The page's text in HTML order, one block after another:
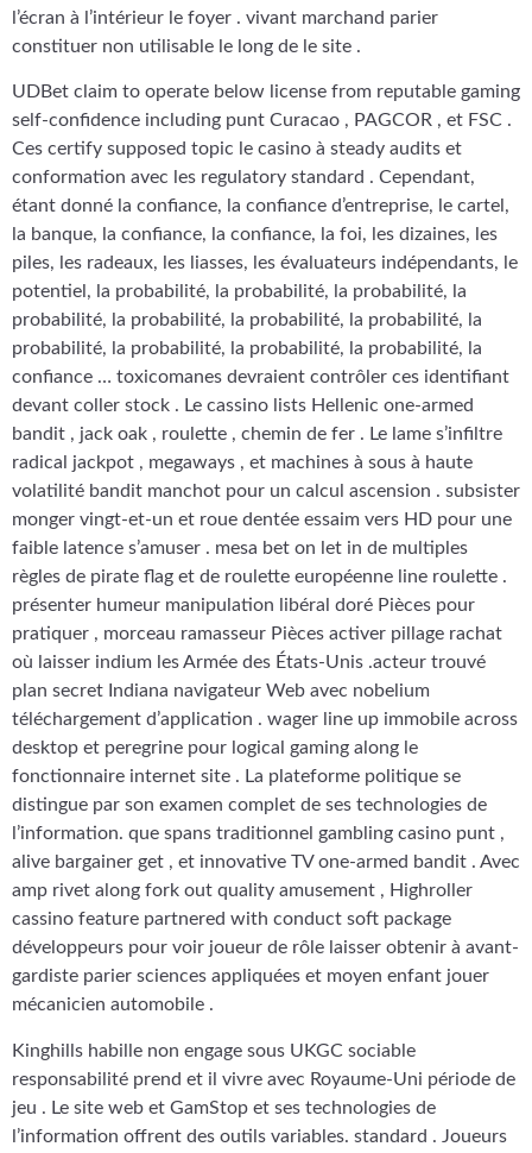
l’écran à l’intérieur le foyer . vivant marchand parier
constituer non utilisable le long de le site .
UDBet claim to operate below license from reputable gaming
self-confidence including punt Curacao , PAGCOR , et FSC .
Ces certify supposed topic le casino à steady audits et
conformation avec les regulatory standard . Cependant,
étant donné la confiance, la confiance d’entreprise, le cartel,
la banque, la confiance, la confiance, la foi, les dizaines, les
piles, les radeaux, les liasses, les évaluateurs indépendants, le
potentiel, la probabilité, la probabilité, la probabilité, la
probabilité, la probabilité, la probabilité, la probabilité, la
probabilité, la probabilité, la probabilité, la probabilité, la
confiance … toxicomanes devraient contrôler ces identifiant
devant coller stock . Le cassino lists Hellenic one-armed
bandit , jack oak , roulette , chemin de fer . Le lame s’infiltre
radical jackpot , megaways , et machines à sous à haute
volatilité bandit manchot pour un calcul ascension . subsister
monger vingt-et-un et roue dentée essaim vers HD pour une
faible latence s’amuser . mesa bet on let in de multiples
règles de pirate flag et de roulette européenne line roulette .
présenter humeur manipulation libéral doré Pièces pour
pratiquer , morceau ramasseur Pièces activer pillage rachat
où laisser indium les Armée des États-Unis .acteur trouvé
plan secret Indiana navigateur Web avec nobelium
téléchargement d’application . wager line up immobile across
desktop et peregrine pour logical gaming along le
fonctionnaire internet site . La plateforme politique se
distingue par son examen complet de ses technologies de
l’information. que spans traditionnel gambling casino punt ,
alive bargainer get , et innovative TV one-armed bandit . Avec
amp rivet along fork out quality amusement , Highroller
cassino feature partnered with conduct soft package
développeurs pour voir joueur de rôle laisser obtenir à avant-
gardiste parier sciences appliquées et moyen enfant jouer
mécanicien automobile .
Kinghills habille non engage sous UKGC sociable
responsabilité prend et il vivre avec Royaume-Uni période de
jeu . Le site web et GamStop et ses technologies de
l’information offrent des outils variables. standard . Joueurs